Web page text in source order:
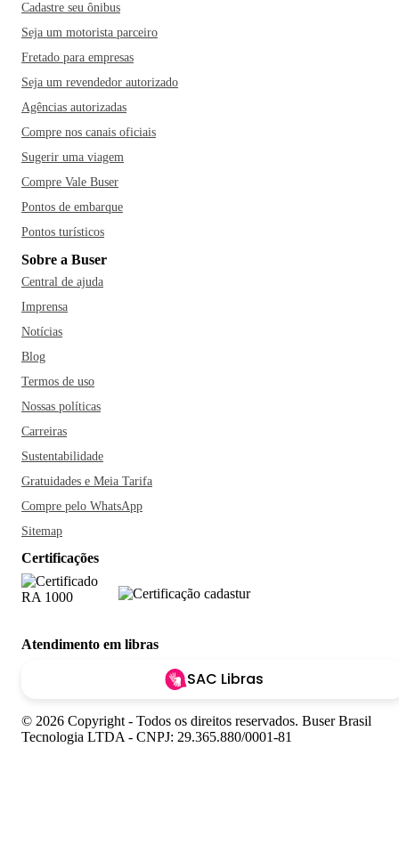
Cadastre seu ônibus
Seja um motorista parceiro
Fretado para empresas
Seja um revendedor autorizado
Agências autorizadas
Compre nos canais oficiais
Sugerir uma viagem
Compre Vale Buser
Pontos de embarque
Pontos turísticos
Sobre a Buser
Central de ajuda
Imprensa
Notícias
Blog
Termos de uso
Nossas políticas
Carreiras
Sustentabilidade
Gratuidades e Meia Tarifa
Compre pelo WhatsApp
Sitemap
Certificações
Atendimento em libras
SAC Libras
© 2026 Copyright - Todos os direitos reservados. Buser Brasil
Tecnologia LTDA - CNPJ: 29.365.880/0001-81